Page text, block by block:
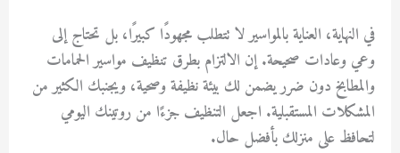
في النهاية، العناية بالمواسير لا تتطلب مجهودًا كبيرًا، بل تحتاج إلى
وعي وعادات صحيحة. إن الالتزام بطرق تنظيف مواسير الحمامات
والمطابخ دون ضرريضمن لك بيئة نظيفة وصحية، ويجنبك الكثير من
المشكلات المستقبلية. اجعل التنظيف جزءًا من روتينك اليومي
لتحافظ على منزلك بأفضل حال.